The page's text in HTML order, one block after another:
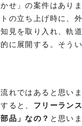
せ」の案件はあり
の立ち上げ時に、
見を取り入れ、軌
に展開する。そう
れではあると思い
ると、 フリーラン
品」なの？ と思い